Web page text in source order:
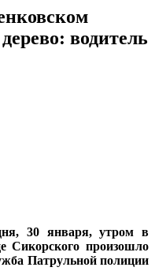
водитель
30 января, утром в
Сикорского произошло
Патрульной полиции